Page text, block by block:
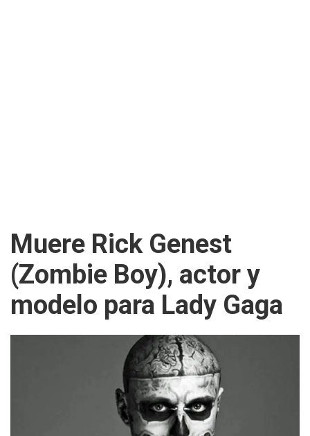
Muere Rick Genest
(Zombie Boy), actor y
modelo para Lady Gaga